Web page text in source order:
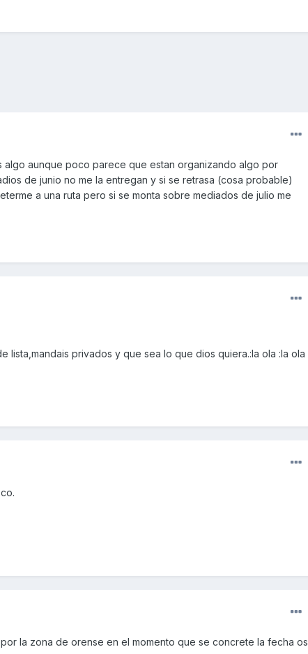
algo aunque poco parece que estan organizando algo por
de junio no me la entregan y si se retrasa (cosa probable)
a una ruta pero si se monta sobre mediados de julio me
lista,mandais privados y que sea lo que dios quiera.:la ola :la ola
la zona de orense en el momento que se concrete la fecha os